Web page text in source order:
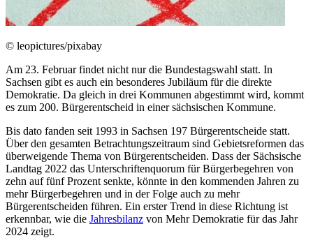
© leopictures/pixabay
Am 23. Februar findet nicht nur die Bundestagswahl statt. In
Sachsen gibt es auch ein besonderes Jubiläum für die direkte
Demokratie. Da gleich in drei Kommunen abgestimmt wird, kommt
es zum 200. Bürgerentscheid in einer sächsischen Kommune.
Bis dato fanden seit 1993 in Sachsen 197 Bürgerentscheide statt.
Über den gesamten Betrachtungszeitraum sind Gebietsreformen das
überweigende Thema von Bürgerentscheiden. Dass der Sächsische
Landtag 2022 das Unterschriftenquorum für Bürgerbegehren von
zehn auf fünf Prozent senkte, könnte in den kommenden Jahren zu
mehr Bürgerbegehren und in der Folge auch zu mehr
Bürgerentscheiden führen. Ein erster Trend in diese Richtung ist
erkennbar, wie die Jahresbilanz von Mehr Demokratie für das Jahr
2024 zeigt.